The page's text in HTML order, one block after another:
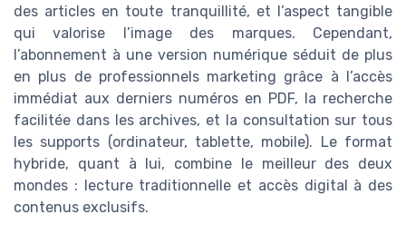
des articles en toute tranquillité, et l’aspect tangible
qui valorise l’image des marques. Cependant,
l’abonnement à une version numérique séduit de plus
en plus de professionnels marketing grâce à l’accès
immédiat aux derniers numéros en PDF, la recherche
facilitée dans les archives, et la consultation sur tous
les supports (ordinateur, tablette, mobile). Le format
hybride, quant à lui, combine le meilleur des deux
mondes : lecture traditionnelle et accès digital à des
contenus exclusifs.